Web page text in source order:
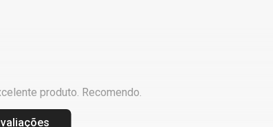
produto. Recomendo.